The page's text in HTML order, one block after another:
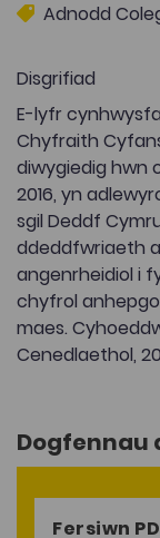
Adnodd
Disgrifiad
E-lyfr
Chyfraith
diwygiedig hwn
2016, yn
sgil Deddf
ddeddfwriaeth
angenrheidiol i
chyfrol
maes.
Cenedlaethol,
Dogfennau
Fersiwn